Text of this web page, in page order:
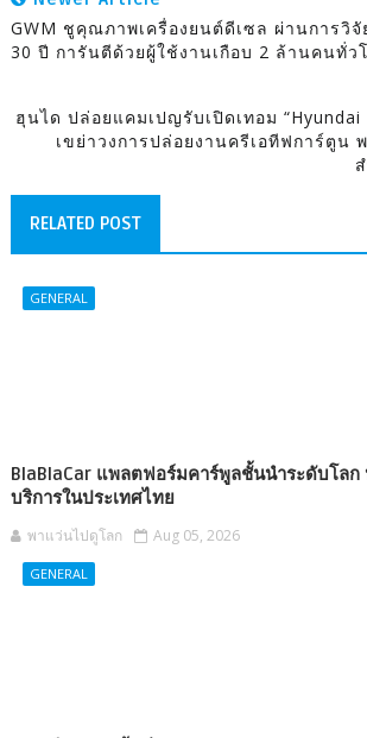
GWM ชูคุณภาพเครื่องยนต์ดีเซล ผ่านการวิ
30 ปี การันตีด้วยผู้ใช้งานเกือบ 2 ล้านคนทั่ว
ฮุนได ปล่อยแคมเปญรับเปิดเทอม “Hyundai
เขย่าวงการปล่อยงานครีเอทีฟการ์ตูน
RELATED POST
GENERAL
BlaBlaCar แพลตฟอร์มคาร์พูลชั้นนำระดับโลก
บริการในประเทศไทย
พาแว่นไปดูโลก Aug 05, 2026
GENERAL